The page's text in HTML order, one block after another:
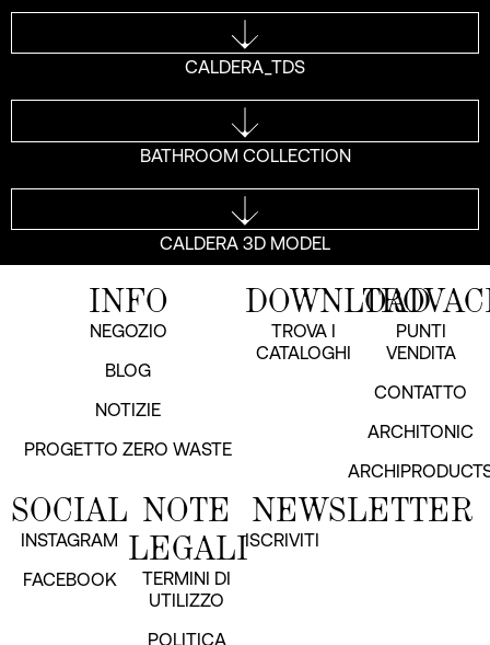
CALDERA_TDS
BATHROOM COLLECTION
CALDERA 3D MODEL
INFO
NEGOZIO
BLOG
NOTIZIE
PROGETTO ZERO WASTE
DOWNLOAD
TROVA I
CATALOGHI
PUNTI
VENDITA
CONTATTO
ARCHITONIC
NEWSLETTER
ISCRIVITI
NOTE
LEGALI
TERMINI DI
UTILIZZO
POLITICA
SOCIAL
INSTAGRAM
FACEBOOK